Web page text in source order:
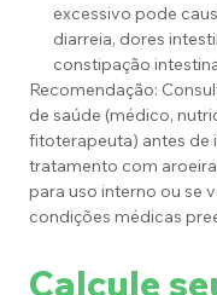
excessivo pode
diarreia, dores
constipação
Recomendação:
de saúde (médico,
fitoterapeuta) antes de
tratamento com
para uso interno ou se
condições médicas
Calcule